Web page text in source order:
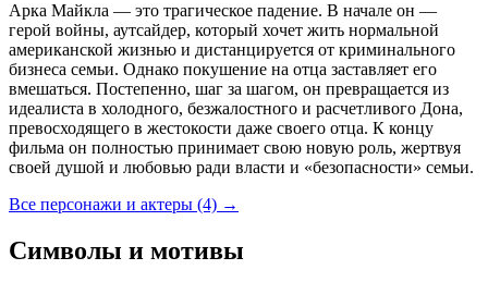
Арка Майкла — это трагическое падение. В начале он —
герой войны, аутсайдер, который хочет жить нормальной
американской жизнью и дистанцируется от криминального
бизнеса семьи. Однако покушение на отца заставляет его
вмешаться. Постепенно, шаг за шагом, он превращается из
идеалиста в холодного, безжалостного и расчетливого Дона,
превосходящего в жестокости даже своего отца. К концу
фильма он полностью принимает свою новую роль, жертвуя
своей душой и любовью ради власти и «безопасности» семьи.
Все персонажи и актеры (4) →
Символы и мотивы